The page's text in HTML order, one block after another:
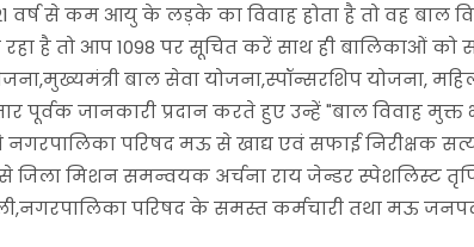
वर्ष से कम आयु के लड़के का विवाह होता है तो वह बाल
है तो आप 1098 पर सूचित करें साथ ही बालिकाओं को
बाल सेवा योजना,स्पॉन्सरशिप योजना,
पूर्वक जानकारी प्रदान करते हुए उन्हें "बाल विवाह
नगरपालिका परिषद मऊ से खाद्य एवं सफाई निरीक्षक
जिला मिशन समन्वयक अर्चना राय जेन्डर स्पेशलिस्ट
परिषद के समस्त कर्मचारी तथा मऊ